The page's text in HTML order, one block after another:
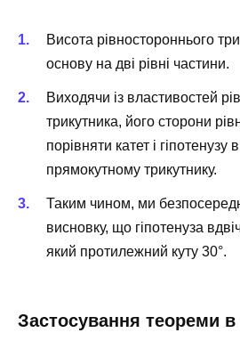
Висота рівностороннього
основу на дві рівні частини.
Виходячи із властивостей
трикутника, його сторони
порівняти катет і гіпотенузу
прямокутному трикутнику.
Таким чином, ми
висновку, що гіпотенуза
який протилежний куту 30°.
Застосування теореми в